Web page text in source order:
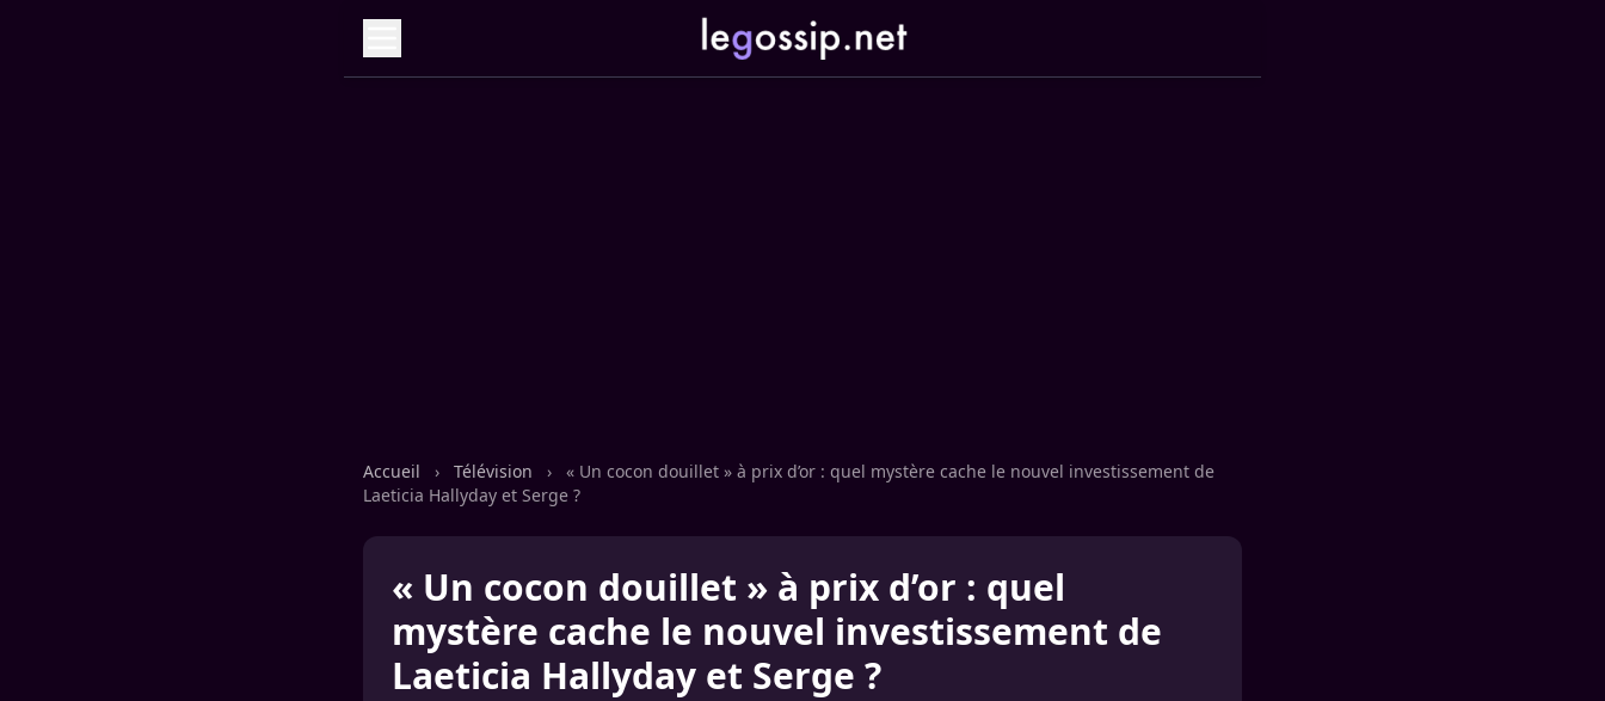
Accueil › Télévision ›
« Un cocon douillet » à prix d’or : quel mystère cache le nouvel investissement de
Laeticia Hallyday et Serge ?
« Un cocon douillet » à prix d’or : quel
mystère cache le nouvel investissement de
Laeticia Hallyday et Serge ?